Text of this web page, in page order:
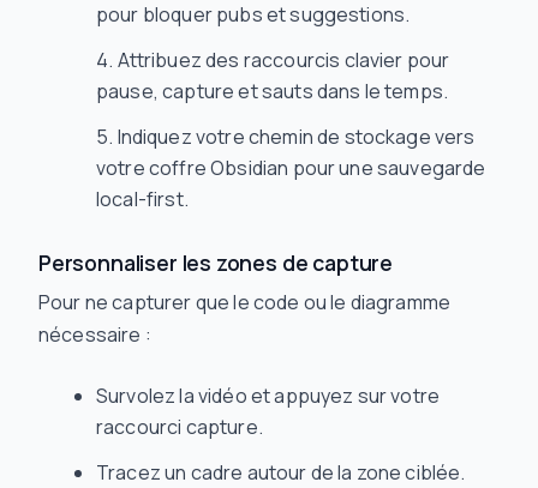
pour bloquer pubs et suggestions.
Attribuez des raccourcis clavier pour
pause, capture et sauts dans le temps.
Indiquez votre chemin de stockage vers
votre coffre Obsidian pour une sauvegarde
local-first.
Personnaliser les zones de capture
Pour ne capturer que le code ou le diagramme
nécessaire :
Survolez la vidéo et appuyez sur votre
raccourci capture.
Tracez un cadre autour de la zone ciblée.